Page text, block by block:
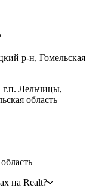
р-н, Гомельская
г.п. Лельчицы,
область
на Realt?